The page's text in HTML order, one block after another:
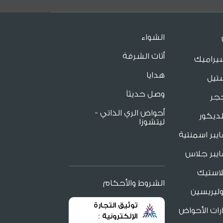
اسمنتية
جلاس
الأحواض
الشواء
أثاث الشرفة
هدايا
وصل حديثاً
أحواض الري الذاتي -
ليتشوزا
الشروط والأحكام
توثيق التجارة
الإلكترونية :